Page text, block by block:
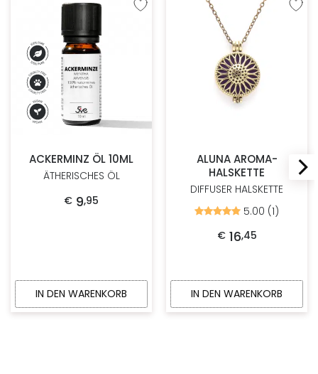
Zur Wunschliste hinzufügen
ACKERMINZ ÖL 10ML
ÄTHERISCHES ÖL
€ 9,95
IN DEN WARENKORB
Zur
ALUNA AROMA-
HALSKETTE
DIFFUSER HALSKETTE
Bewertet
5.00
von
5.00 (1)
€ 16,45
IN DEN WARENKORB